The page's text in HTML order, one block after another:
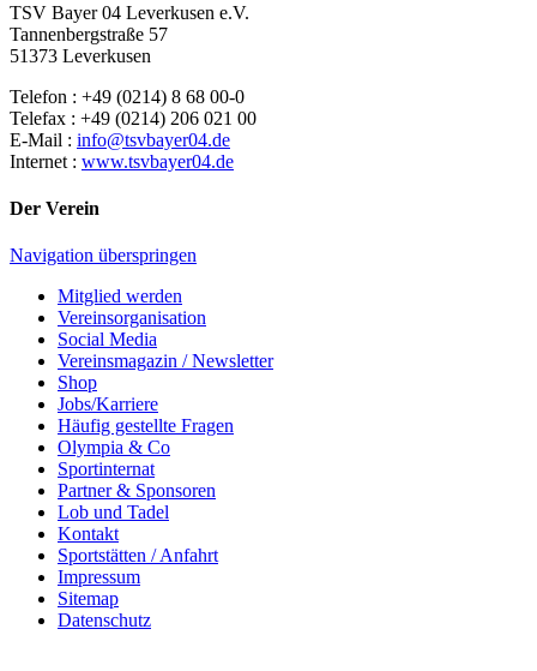
TSV Bayer 04 Leverkusen e.V.
Tannenbergstraße 57
51373 Leverkusen
Telefon : +49 (0214) 8 68 00-0
Telefax : +49 (0214) 206 021 00
E-Mail : info@tsvbayer04.de
Internet : www.tsvbayer04.de
Der Verein
Navigation überspringen
Mitglied werden
Vereinsorganisation
Social Media
Vereinsmagazin / Newsletter
Shop
Jobs/Karriere
Häufig gestellte Fragen
Olympia & Co
Sportinternat
Partner & Sponsoren
Lob und Tadel
Kontakt
Sportstätten / Anfahrt
Impressum
Sitemap
Datenschutz